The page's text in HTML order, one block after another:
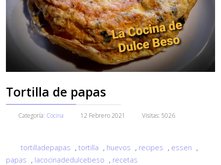
Tortilla de papas
Categoría: Cocina 12 Febrero 2021 Visitas: 5026
tortilladepapas , tortilla , huevos , recipes , essen ,
papas , lacocinadedulcebeso , recetas